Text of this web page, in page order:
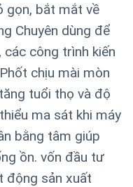
gọn, bắt mắt về
Chuyên dùng để
công trình kiến
chịu mài mòn
tuổi thọ và độ
ma sát khi máy
bằng tâm giúp
ồn. vốn đầu tư
động sản xuất